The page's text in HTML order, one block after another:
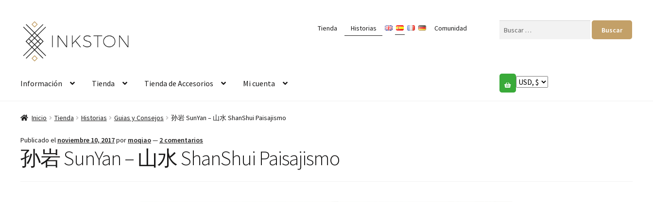
Ir
navegación
Ir
contenido
Tienda Historias Comunidad
Información Tienda Tienda de Accesorios Mi cuenta
Inicio Tienda Historias Guias y Consejos 孙岩 SunYan – 山水 ShanShui Paisajismo
Publicado el noviembre 10, 2017por moqiao— 2 comentarios
孙岩 SunYan – 山水 ShanShui Paisajismo